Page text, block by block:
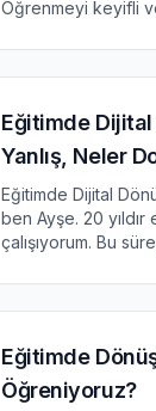
Öğrenmeyi keyifli
Eğitimde
Yanlış, Neler
Eğitimde Dijital
ben Ayşe. 20
çalışıyorum. Bu
sizlerle eğitimde
düşüncelerimizi
Eğitimde
Öğreniyoruz?